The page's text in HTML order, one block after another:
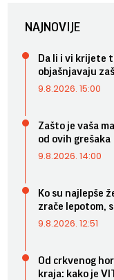
NAJNOVIJE
Da li i vi krijete
objašnjavaju
9.8.2026. 15:00
Zašto je vaša
od ovih grešaka
9.8.2026. 14:00
Ko su najlepše
zrače lepotom,
9.8.2026. 12:51
Od crkvenog
kraja: kako je